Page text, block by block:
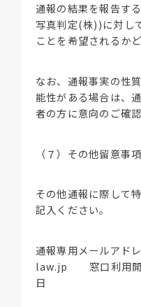
通報の結果を報告す
写真判定(株))に対し
ことを希望されるか
なお、通報事実の性
能性がある場合は、
者の方に意向のご確
（７）その他留意事項
その他通報に際して
記入ください。
通報専用メールアドレ
law.jp
窓口利用開
日